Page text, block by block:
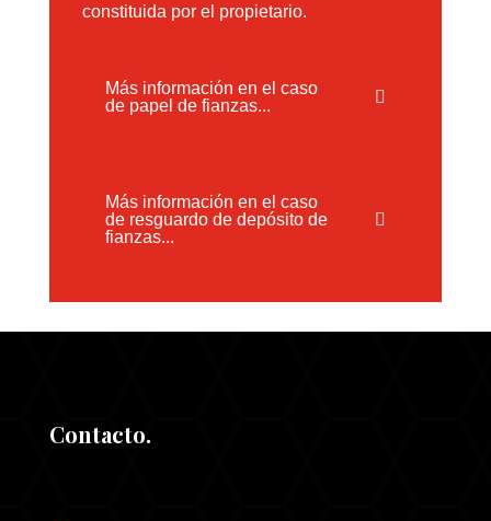
constituida por el propietario.
Más información en el caso
de papel de fianzas...
Más información en el caso
de resguardo de depósito de
fianzas...
Contacto.